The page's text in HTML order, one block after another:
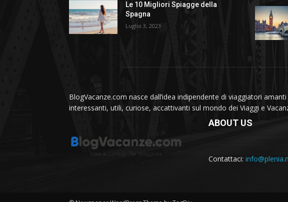
Le 10 Migliori Spiagge della
Spagna
Luglio 3, 2023
BlogVacanze.com nasce dall’idea indipendente di viaggiatori
interessanti, utili, curiose, accattivanti sul mondo dei Viaggi e
ABOUT US
Contattaci: